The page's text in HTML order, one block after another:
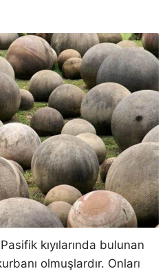
kıyılarında bulunan
olmuşlardır. Onları